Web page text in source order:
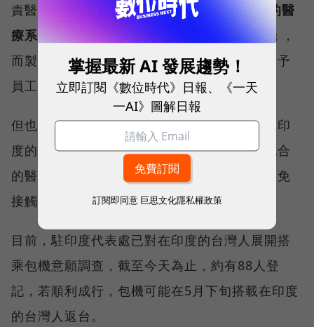
責醫療，也採購了製氧機，但問題在於印度的醫
療系統明顯已經無法處理這次疫情造成的危機 ，
而製氧機也是勉強維持病患生命而已，無法給予
員工完全的生命保障，因此他選擇離職回台。
但也有另一家台灣營建廠商說，他們除了讓在印
度的所有員工施打疫苗，採購製氧機並找到配合
的醫院外，雖然台幹還是必須去工地，但都避免
接觸當地工人，以確保安全。
目前，駐印度代表處已對在印度的台灣人展開搭
乘包機意願調查，截至今天為止，約有88人登
記，若順利成行，包機可能在5月下旬搭載在印度
的台灣人返台。
掌握最新 AI 發展趨勢！
立即訂閱《數位時代》日報、《一天
一AI》圖解日報
訂閱即同意 巨思文化隱私權政策